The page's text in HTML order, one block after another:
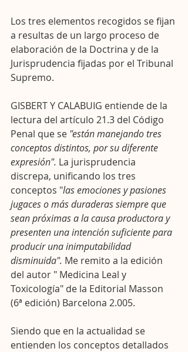
Los tres elementos recogidos se fijan
a resultas de un largo proceso de
elaboración de la Doctrina y de la
Jurisprudencia fijadas por el Tribunal
Supremo.
GISBERT Y CALABUIG entiende de la
lectura del artículo 21.3 del Código
Penal que se "están manejando tres
conceptos distintos, por su diferente
expresión". La jurisprudencia
discrepa, unificando los tres
conceptos "las emociones y pasiones
jugaces o más duraderas siempre que
sean próximas a la causa productora y
presenten una intención suficiente para
producir una inimputabilidad
disminuida". Me remito a la edición
del autor " Medicina Leal y
Toxicología" de la Editorial Masson
(6ª edición) Barcelona 2.005.
Siendo que en la actualidad se
entienden los conceptos detallados